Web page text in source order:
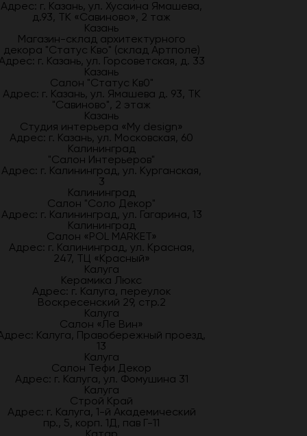
Адрес: г. Казань, ул. Хусаина Ямашева,
д.93, ТК «Савиново», 2 таж
Казань
Магазин-склад архитектурного
декора "Статус Кво" (склад Артполе)
г. Казань, ул. Горсоветская, д. 33
Казань
Салон "Статус Кв0"
Адрес: г. Казань, ул. Ямашева д. 93, ТК
"Савиново", 2 этаж
Казань
Студия интерьера «My design»
Адрес: г. Казань, ул. Московская, 60
Калининград
"Салон Интерьеров"
Адрес: г. Калининград, ул. Курганская,
3
Калининград
Салон "Соло Декор"
Адрес: г. Калининград, ул. Гагарина, 13
Калининград
Салон «POL MARKET»
Адрес: г. Калининград, ул. Красная,
247, ТЦ «Красный»
Калуга
Керамика Люкс
Адрес: г. Калуга, переулок
Воскресенский 29, стр.2
Калуга
Салон «Ле Вин»
Калуга, Правобережный проезд,
13
Калуга
Салон Тефи Декор
Адрес: г. Калуга, ул. Фомушина 31
Калуга
Строй Край
Адрес: г. Калуга, 1-й Академический
пр., 5, корп. 1Д, пав Г-11